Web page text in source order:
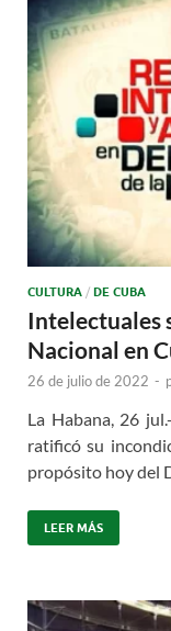
CULTURA / DE CUBA
Intelectuales
Nacional en
26 de julio de 2022 -
La Habana, 26
ratificó su
propósito hoy del
LEER MÁS